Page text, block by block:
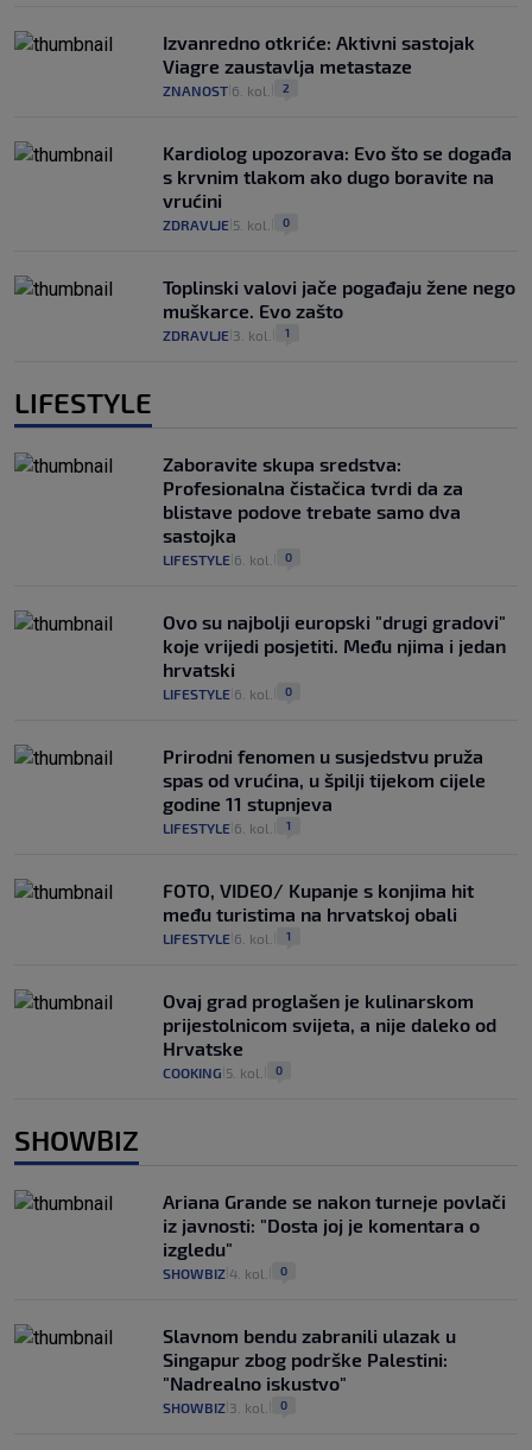
Izvanredno otkriće: Aktivni sastojak
Viagre zaustavlja metastaze
ZNANOST 6. kol. 2
Kardiolog upozorava: Evo što se događa
s krvnim tlakom ako dugo boravite na
vrućini
ZDRAVLJE 5. kol. 0
Toplinski valovi jače pogađaju žene nego
muškarce. Evo zašto
ZDRAVLJE 3. kol. 1
LIFESTYLE
Zaboravite skupa sredstva:
Profesionalna čistačica tvrdi da za
blistave podove trebate samo dva
sastojka
LIFESTYLE 6. kol. 0
Ovo su najbolji europski "drugi gradovi"
koje vrijedi posjetiti. Među njima i jedan
hrvatski
LIFESTYLE 6. kol. 0
Prirodni fenomen u susjedstvu pruža
spas od vrućina, u špilji tijekom cijele
godine 11 stupnjeva
LIFESTYLE 6. kol. 1
FOTO, VIDEO/ Kupanje s konjima hit
među turistima na hrvatskoj obali
LIFESTYLE 6. kol. 1
Ovaj grad proglašen je kulinarskom
prijestolnicom svijeta, a nije daleko od
Hrvatske
COOKING 5. kol. 0
SHOWBIZ
Ariana Grande se nakon turneje povlači
iz javnosti: "Dosta joj je komentara o
izgledu"
SHOWBIZ 4. kol. 0
Slavnom bendu zabranili ulazak u
Singapur zbog podrške Palestini:
"Nadrealno iskustvo"
SHOWBIZ 3. kol. 0